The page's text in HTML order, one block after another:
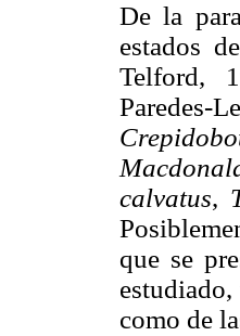
De la
estados
Telford,
calvatus,
que se
como de